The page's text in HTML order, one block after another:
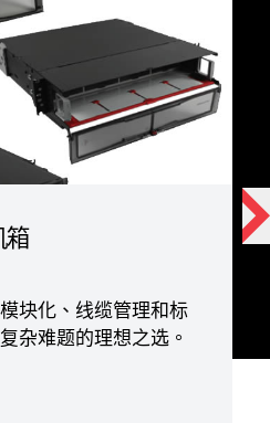
箱
块化、线缆管理和标
杂难题的理想之选。